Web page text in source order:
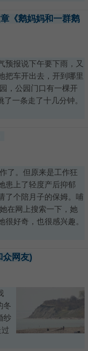
《鹅妈妈和一群鹅
预报说下午要下雨，又
把车开出去，开到哪里
，公园门口有一棵开
一条走了十几分钟。
了。但原来是工作狂
患上了轻度产后抑郁
了个陪月子的保姆。哺
在网上搜索一下，她
好奇，也很感兴趣。
众网友)
冬
纱